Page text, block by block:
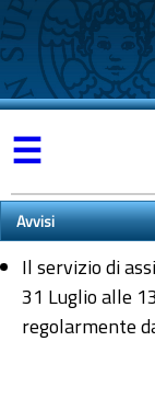
☰
Avvisi
Il servizio di
31 Luglio alle
regolarmente